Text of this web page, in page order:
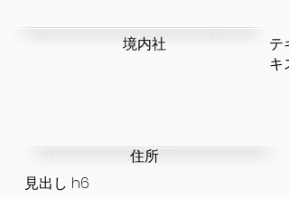
テ
キ
​境内社
​住所
見出し h6